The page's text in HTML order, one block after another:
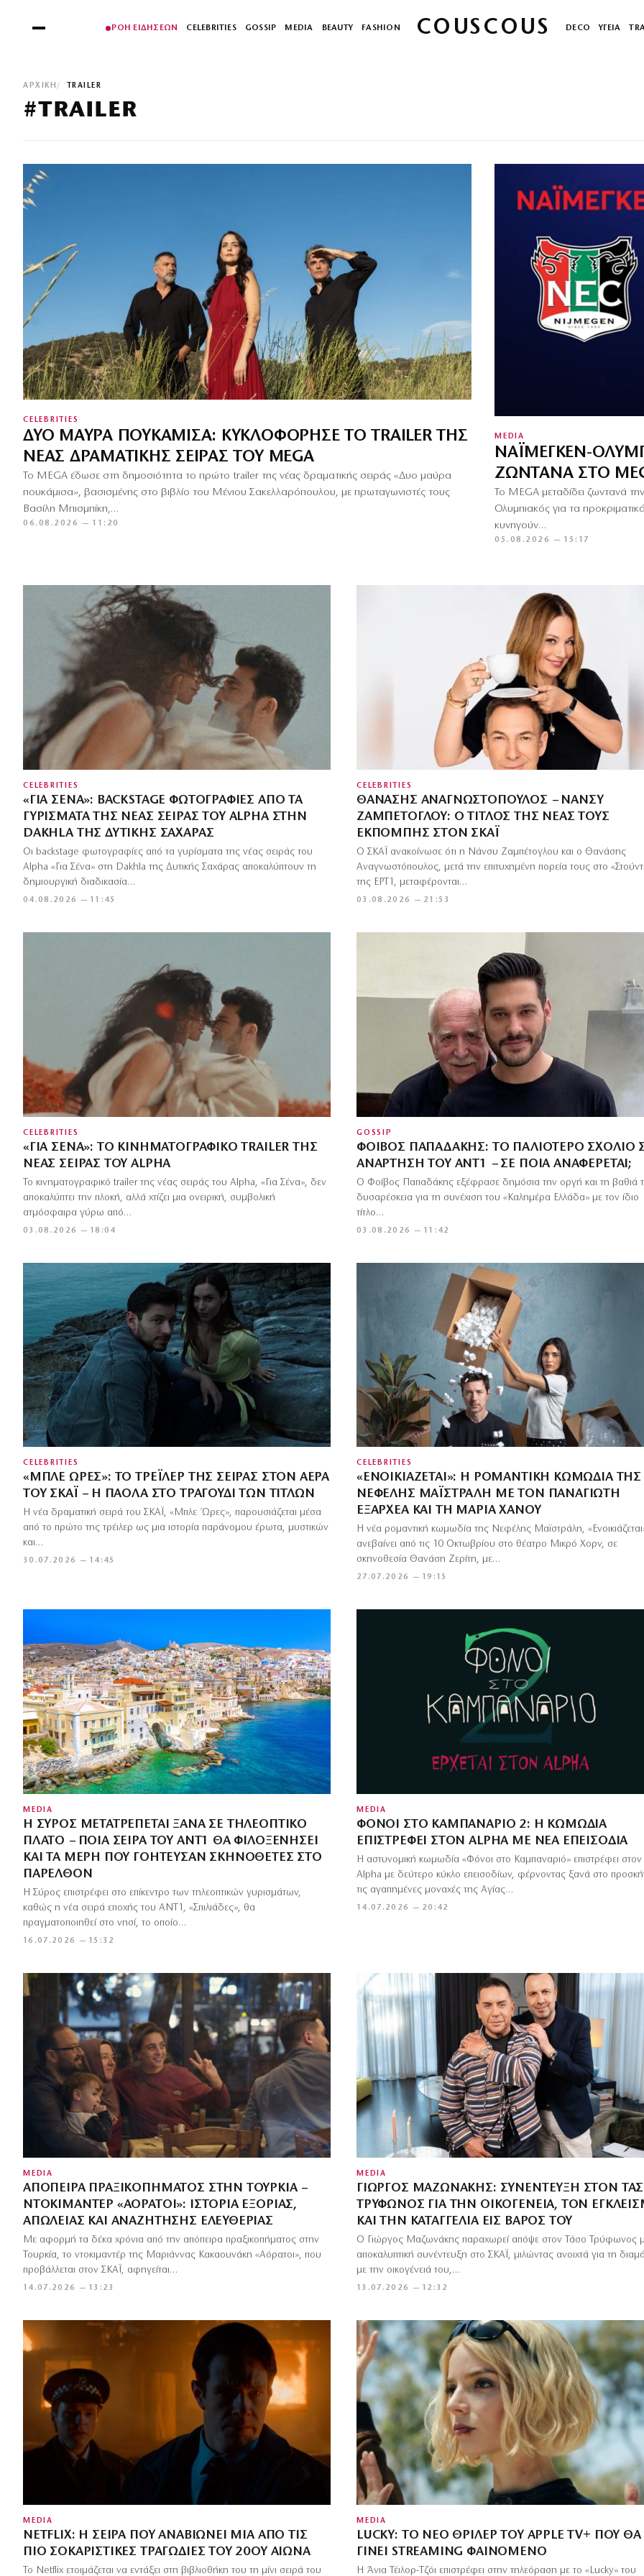
ΡΟΗ ΕΙΔΗΣΕΩΝ CELEBRITIES GOSSIP MEDIA BEAUTY FASHION COUSCOUS DECO ΥΓΕΙΑ
ΑΡΧΙΚΉ TRAILER
#TRAILER
CELEBRITIES
ΔΎΟ ΜΑΎΡΑ ΠΟΥΚΆΜΙΣΑ: ΚΥΚΛΟΦΌΡΗΣΕ ΤΟ TRAILER ΤΗΣ
ΝΈΑΣ ΔΡΑΜΑΤΙΚΉΣ ΣΕΙΡΆΣ ΤΟΥ MEGA
Το MEGA έδωσε στη δημοσιότητα το πρώτο trailer της νέας δραματικής σειράς «Δυο μαύρα
πουκάμισα», βασισμένης στο βιβλίο του Μένιου Σακελλαρόπουλου, με πρωταγωνιστές τους
Βασίλη Μπισμπίκη,…
06.08.2026 — 11:20
MEDIA
ΝΑΪΜΈΓΚΕΝ-
ΖΩΝΤΑΝΆ ΣΤΟ
Το MEGA μεταδίδει ζωντανά
Ολυμπιακός για τα
κυνηγούν…
05.08.2026 — 15:17
CELEBRITIES
«ΓΙΑ ΣΈΝΑ»: BACKSTAGE ΦΩΤΟΓΡΑΦΊΕΣ ΑΠΌ ΤΑ
ΓΥΡΊΣΜΑΤΑ ΤΗΣ ΝΈΑΣ ΣΕΙΡΆΣ ΤΟΥ ALPHA ΣΤΗΝ
DAKHLA ΤΗΣ ΔΥΤΙΚΉΣ ΣΑΧΆΡΑΣ
04.08.2026 — 11:45
Οι backstage φωτογραφίες από τα γυρίσματα της νέας σειράς του
Alpha «Για Σένα» στη Dakhla της Δυτικής Σαχάρας αποκαλύπτουν τη
δημιουργική διαδικασία…
CELEBRITIES
ΘΑΝΆΣΗΣ ΑΝΑΓΝΩΣΤΌΠΟΥΛΟΣ – ΝΆΝΣΥ
ΖΑΜΠΈΤΟΓΛΟΥ: Ο ΤΊΤΛΟΣ ΤΗΣ ΝΈΑΣ ΤΟΥΣ
ΕΚΠΟΜΠΉΣ ΣΤΟΝ ΣΚΑΪ
03.08.2026 — 21:53
Ο ΣΚΑΪ ανακοίνωσε ότι η Νάνσυ Ζαμπέτογλου και ο Θανάσης
Αναγνωστόπουλος, μετά την επιτυχημένη πορεία τους στο
της ΕΡΤ1, μεταφέρονται…
CELEBRITIES
«ΓΙΑ ΣΈΝΑ»: ΤΟ ΚΙΝΗΜΑΤΟΓΡΑΦΙΚΌ TRAILER ΤΗΣ
ΝΈΑΣ ΣΕΙΡΆΣ ΤΟΥ ALPHA
03.08.2026 — 18:04
Το κινηματογραφικό trailer της νέας σειράς του Alpha, «Για Σένα», δεν
αποκαλύπτει την πλοκή, αλλά χτίζει μια ονειρική, συμβολική
ατμόσφαιρα γύρω από…
GOSSIP
ΦΟΊΒΟΣ ΠΑΠΑΔΆΚΗΣ: ΤΟ ΠΑΛΙΌΤΕΡΟ ΣΧΌΛΙΟ
ΑΝΆΡΤΗΣΗ ΤΟΥ ΑΝΤ1 – ΣΕ ΠΟΙΑ ΑΝΑΦΈΡΕΤΑΙ;
03.08.2026 — 11:42
Ο Φοίβος Παπαδάκης εξέφρασε δημόσια την οργή και τη βαθιά
δυσαρέσκεια για τη συνέχιση του «Καλημέρα Ελλάδα» με τον ίδιο
τίτλο…
CELEBRITIES
«ΜΠΛΕ ΏΡΕΣ»: ΤΟ ΤΡΈΙΛΕΡ ΤΗΣ ΣΕΙΡΆΣ ΣΤΟΝ ΑΈΡΑ
ΤΟΥ ΣΚΑΪ – Η ΠΆΟΛΑ ΣΤΟ ΤΡΑΓΟΎΔΙ ΤΩΝ ΤΊΤΛΩΝ
30.07.2026 — 14:45
Η νέα δραματική σειρά του ΣΚΑΪ, «Μπλε Ώρες», παρουσιάζεται μέσα
από το πρώτο της τρέιλερ ως μια ιστορία παράνομου έρωτα, μυστικών
και…
CELEBRITIES
«ΕΝΟΙΚΙΆΖΕΤΑΙ»: Η ΡΟΜΑΝΤΙΚΉ ΚΩΜΩΔΊΑ ΤΗΣ
ΝΕΦΈΛΗΣ ΜΑΪΣΤΡΆΛΗ ΜΕ ΤΟΝ ΠΑΝΑΓΙΏΤΗ
ΕΞΑΡΧΈΑ ΚΑΙ ΤΗ ΜΑΡΊΑ ΧΆΝΟΥ
27.07.2026 — 19:15
Η νέα ρομαντική κωμωδία της Νεφέλης Μαϊστράλη,
ανεβαίνει από τις 10 Οκτωβρίου στο θέατρο Μικρό Χορν, σε
σκηνοθεσία Θανάση Ζερίτη, με…
MEDIA
Η ΣΎΡΟΣ ΜΕΤΑΤΡΈΠΕΤΑΙ ΞΑΝΆ ΣΕ ΤΗΛΕΟΠΤΙΚΌ
ΠΛΑΤΌ – ΠΟΙΑ ΣΕΙΡΆ ΤΟΥ ΑΝΤ1 ΘΑ ΦΙΛΟΞΕΝΉΣΕΙ
ΚΑΙ ΤΑ ΜΈΡΗ ΠΟΥ ΓΟΉΤΕΥΣΑΝ ΣΚΗΝΟΘΈΤΕΣ ΣΤΟ
ΠΑΡΕΛΘΌΝ
16.07.2026 — 15:32
Η Σύρος επιστρέφει στο επίκεντρο των τηλεοπτικών γυρισμάτων,
καθώς η νέα σειρά εποχής του ΑΝΤ1, «Σπιλιάδες», θα
πραγματοποιηθεί στο νησί, το οποίο…
MEDIA
ΦΌΝΟΙ ΣΤΟ ΚΑΜΠΑΝΑΡΙΌ 2: Η ΚΩΜΩΔΊΑ
ΕΠΙΣΤΡΈΦΕΙ ΣΤΟΝ ALPHA ΜΕ ΝΈΑ ΕΠΕΙΣΌΔΙΑ
14.07.2026 — 20:42
Η αστυνομική κωμωδία «Φόνοι στο Καμπαναριό» επιστρέφει στον
Alpha με δεύτερο κύκλο επεισοδίων, φέρνοντας ξανά στο
τις αγαπημένες μοναχές της Αγίας…
MEDIA
ΑΠΌΠΕΙΡΑ ΠΡΑΞΙΚΟΠΉΜΑΤΟΣ ΣΤΗΝ ΤΟΥΡΚΊΑ –
ΝΤΟΚΙΜΑΝΤΈΡ «ΑΌΡΑΤΟΙ»: ΙΣΤΟΡΊΑ ΕΞΟΡΊΑΣ,
ΑΠΏΛΕΙΑΣ ΚΑΙ ΑΝΑΖΉΤΗΣΗΣ ΕΛΕΥΘΕΡΊΑΣ
14.07.2026 — 13:23
Με αφορμή τα δέκα χρόνια από την απόπειρα πραξικοπήματος στην
Τουρκία, το ντοκιμαντέρ της Μαριάννας Κακαουνάκη «Αόρατοι», που
προβάλλεται στον ΣΚΑΪ, αφηγείται…
MEDIA
ΓΙΏΡΓΟΣ ΜΑΖΩΝΆΚΗΣ: ΣΥΝΈΝΤΕΥΞΗ ΣΤΟΝ
ΤΡΎΦΩΝΟΣ ΓΙΑ ΤΗΝ ΟΙΚΟΓΈΝΕΙΑ, ΤΟΝ
ΚΑΙ ΤΗΝ ΚΑΤΑΓΓΕΛΊΑ ΕΙΣ ΒΆΡΟΣ ΤΟΥ
13.07.2026 — 12:32
Ο Γιώργος Μαζωνάκης παραχωρεί απόψε στον Τάσο Τρύφωνος
αποκαλυπτική συνέντευξη στο ΣΚΑΪ, μιλώντας ανοιχτά για τη
με την οικογένειά του,…
MEDIA
NETFLIX: Η ΣΕΙΡΆ ΠΟΥ ΑΝΑΒΙΏΝΕΙ ΜΊΑ ΑΠΌ ΤΙΣ
ΠΙΟ ΣΟΚΑΡΙΣΤΙΚΈΣ ΤΡΑΓΩΔΊΕΣ ΤΟΥ 20ΟΎ ΑΙΏΝΑ
Το Netflix ετοιμάζεται να εντάξει στη βιβλιοθήκη του τη μίνι σειρά του
MEDIA
LUCKY: ΤΟ ΝΈΟ ΘΡΊΛΕΡ ΤΟΥ APPLE TV+ ΠΟΥ ΘΑ
ΓΊΝΕΙ STREAMING ΦΑΙΝΌΜΕΝΟ
Η Άνια Τέιλορ-Τζόι επιστρέφει στην τηλεόραση με το «Lucky» του